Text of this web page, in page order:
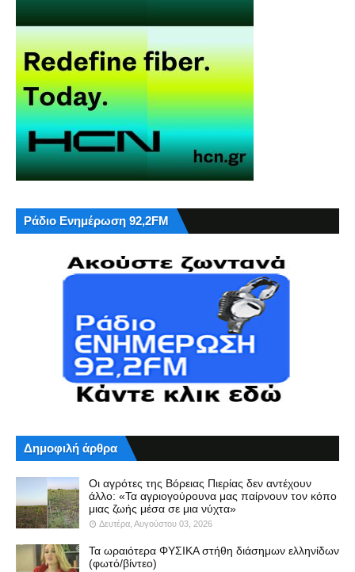
Ράδιο Ενημέρωση 92,2FM
Δημοφιλή άρθρα
Οι αγρότες της Βόρειας Πιερίας δεν αντέχουν
άλλο: «Τα αγριογούρουνα μας παίρνουν τον κόπο
μιας ζωής μέσα σε μια νύχτα»
Δευτέρα, Αυγούστου 03, 2026
Τα ωραιότερα ΦΥΣΙΚΑ στήθη διάσημων ελληνίδων
(φωτό/βίντεο)